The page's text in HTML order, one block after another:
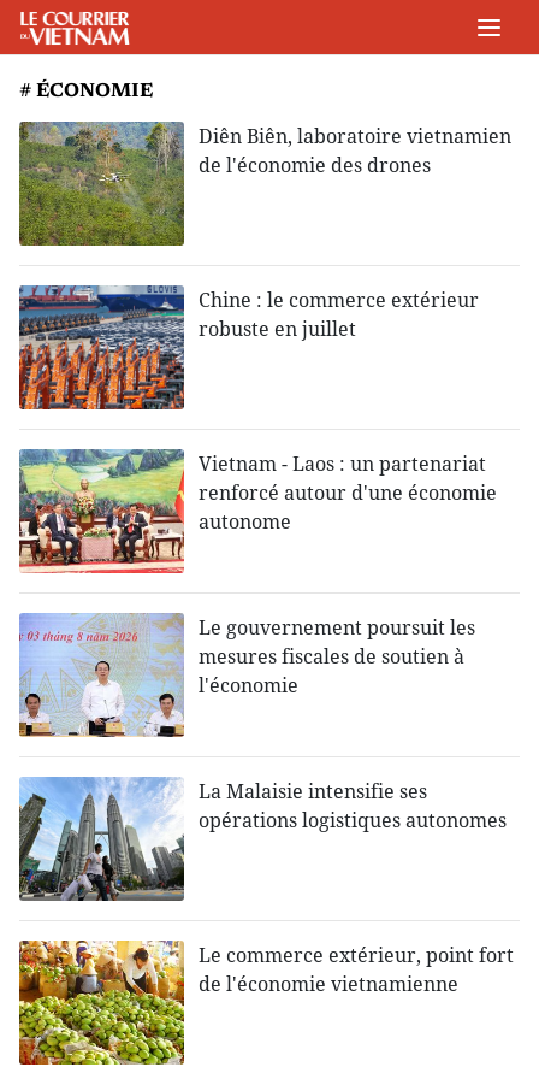
# ÉCONOMIE
Diên Biên, laboratoire vietnamien
de l'économie des drones
Chine : le commerce extérieur
robuste en juillet
Vietnam - Laos : un partenariat
renforcé autour d'une économie
autonome
Le gouvernement poursuit les
mesures fiscales de soutien à
l'économie
La Malaisie intensifie ses
opérations logistiques autonomes
Le commerce extérieur, point fort
de l'économie vietnamienne